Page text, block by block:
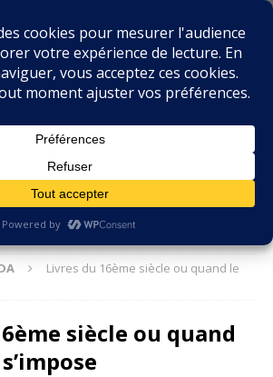
DES BIBLIOPHILES, DE LA
Livres du 16ème siècle ou quand le
siècle ou quand